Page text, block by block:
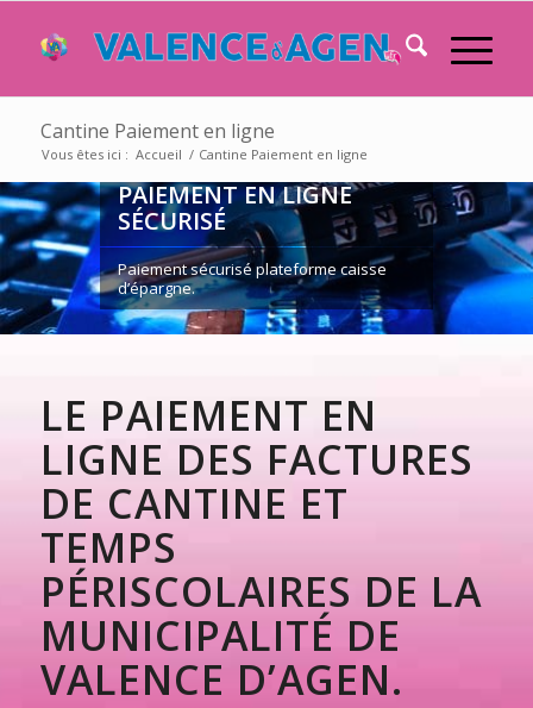
Cantine Paiement en ligne
Vous êtes ici : Accueil / Cantine Paiement en ligne
PAIEMENT EN LIGNE
SÉCURISÉ
Paiement sécurisé plateforme caisse
d’épargne.
LE PAIEMENT EN
LIGNE DES FACTURES
DE CANTINE ET
TEMPS
PÉRISCOLAIRES DE LA
MUNICIPALITÉ DE
VALENCE D’AGEN.